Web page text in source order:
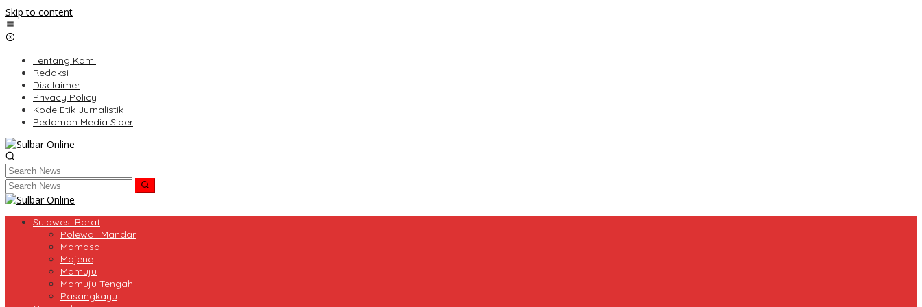
Skip to content
Tentang Kami
Redaksi
Disclaimer
Privacy Policy
Kode Etik Jurnalistik
Pedoman Media Siber
Sulawesi Barat
Polewali Mandar
Mamasa
Majene
Mamuju
Mamuju Tengah
Pasangkayu